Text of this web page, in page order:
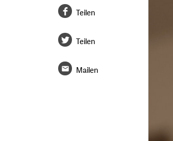
Teilen
Teilen
Mailen